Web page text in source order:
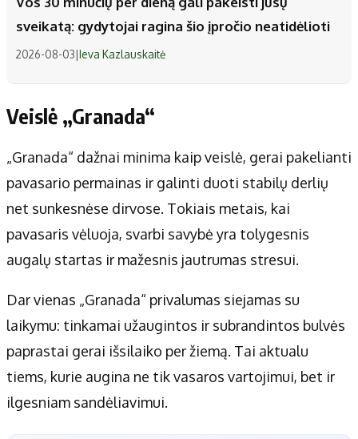
sveikatą: gydytojai ragina šio įpročio neatidėlioti
2026-08-03|Ieva Kazlauskaitė
Veislė „Granada“
„Granada“ dažnai minima kaip veislė, gerai pakelianti
pavasario permainas ir galinti duoti stabilų derlių
net sunkesnėse dirvose. Tokiais metais, kai
pavasaris vėluoja, svarbi savybė yra tolygesnis
augalų startas ir mažesnis jautrumas stresui.
Dar vienas „Granada“ privalumas siejamas su
laikymu: tinkamai užaugintos ir subrandintos bulvės
paprastai gerai išsilaiko per žiemą. Tai aktualu
tiems, kurie augina ne tik vasaros vartojimui, bet ir
ilgesniam sandėliavimui.